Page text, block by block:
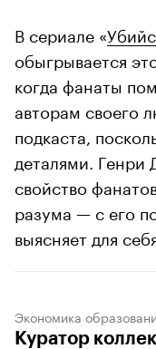
В сериале «
обыгрывается
когда фанаты
авторам своего
подкаста,
деталями. Генри
свойство
разума — с его
выясняет для
Экономика
Куратор